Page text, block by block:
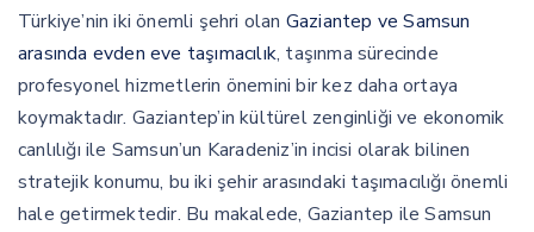
Türkiye’nin iki önemli şehri olan Gaziantep ve Samsun
arasında evden eve taşımacılık, taşınma sürecinde
profesyonel hizmetlerin önemini bir kez daha ortaya
koymaktadır. Gaziantep’in kültürel zenginliği ve ekonomik
canlılığı ile Samsun’un Karadeniz’in incisi olarak bilinen
stratejik konumu, bu iki şehir arasındaki taşımacılığı önemli
hale getirmektedir. Bu makalede, Gaziantep ile Samsun